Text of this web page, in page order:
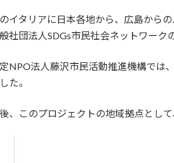
イタリアに日本各地から、広島から
社団法人SDGs市民社会ネットワーク
NPO法人藤沢市民活動推進機構では
た。
、このプロジェクトの地域拠点とし